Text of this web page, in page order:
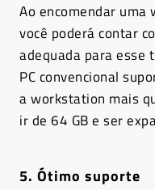
Ao encomendar
você poderá contar
adequada para esse
PC convencional
a workstation mais
ir de 64 GB e ser
5. Ótimo suporte